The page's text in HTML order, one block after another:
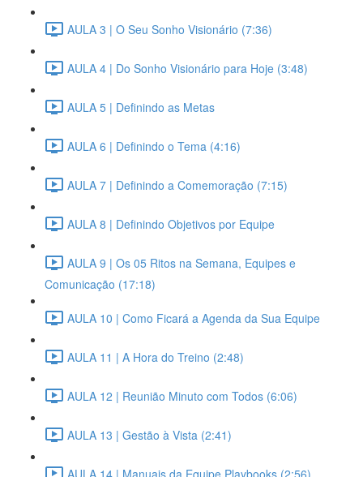
AULA 3 | O Seu Sonho Visionário (7:36)
AULA 4 | Do Sonho Visionário para Hoje (3:48)
AULA 5 | Definindo as Metas
AULA 6 | Definindo o Tema (4:16)
AULA 7 | Definindo a Comemoração (7:15)
AULA 8 | Definindo Objetivos por Equipe
AULA 9 | Os 05 Ritos na Semana, Equipes e
Comunicação (17:18)
AULA 10 | Como Ficará a Agenda da Sua Equipe
AULA 11 | A Hora do Treino (2:48)
AULA 12 | Reunião Minuto com Todos (6:06)
AULA 13 | Gestão à Vista (2:41)
AULA 14 | Manuais da Equipe Playbooks (2:56)